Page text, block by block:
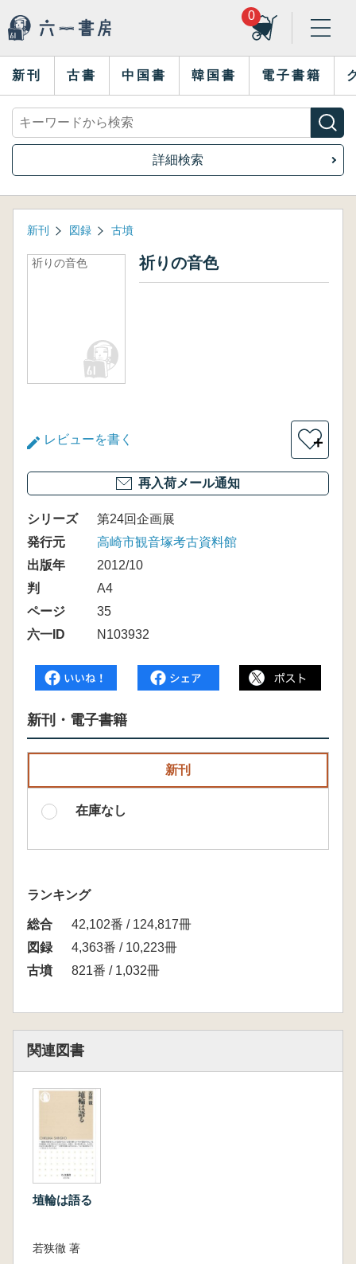
0
新刊 古書 中国書 韓国書 電子書籍
詳細検索
新刊 図録 古墳
祈りの音色 祈りの音色
レビューを書く ＋
再入荷メール通知
シリーズ
第24回企画展
発行元
高崎市観音塚考古資料館
出版年
2012/10
判
A4
ページ
35
六一ID
N103932
新刊・電子書籍
新刊
在庫なし
ランキング
総合
42,102番 / 124,817冊
図録
4,363番 / 10,223冊
古墳
821番 / 1,032冊
関連図書
埴輪は語る
若狭徹 著